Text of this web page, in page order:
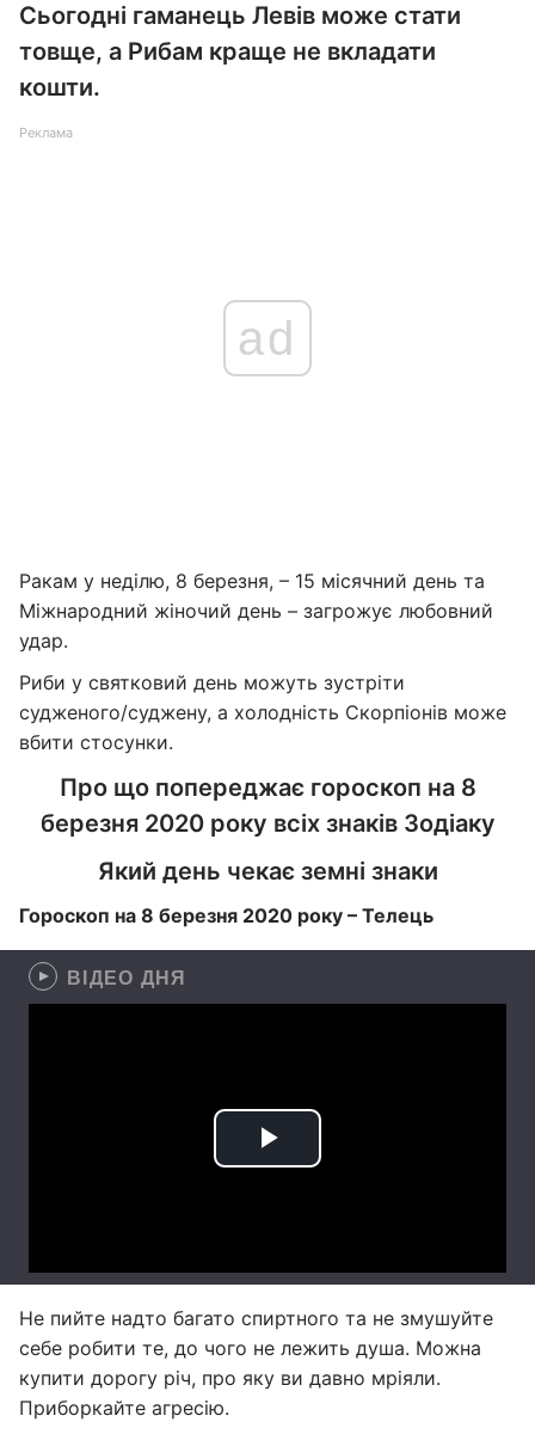
Сьогодні гаманець Левів може стати
товще, а Рибам краще не вкладати
кошти.
Реклама
ad
Ракам у неділю, 8 березня, – 15 місячний день та
Міжнародний жіночий день – загрожує любовний
удар.
Риби у святковий день можуть зустріти
судженого/суджену, а холодність Скорпіонів може
вбити стосунки.
Про що попереджає гороскоп на 8
березня 2020 року всіх знаків Зодіаку
Який день чекає земні знаки
Гороскоп на 8 березня 2020 року – Телець
ВІДЕО ДНЯ
Не пийте надто багато спиртного та не змушуйте
себе робити те, до чого не лежить душа. Можна
купити дорогу річ, про яку ви давно мріяли.
Приборкайте агресію.